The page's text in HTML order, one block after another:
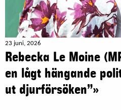
23 juni, 2026
Rebecka Le Moine
en lågt hängande
ut djurförsöken”»